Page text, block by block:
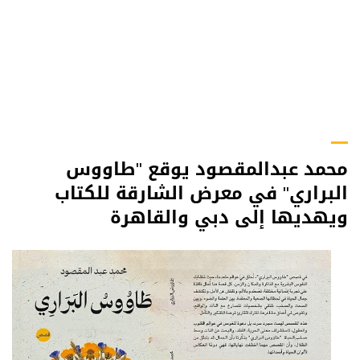
محمد عبدالمقصود يوقع "طاووس
البراري" في معرض الشارقة للكتاب
ويهديها إلى دبي والقاهرة